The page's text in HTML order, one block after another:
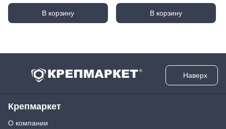
В корзину В корзину
Наверх
Крепмаркет
О компании